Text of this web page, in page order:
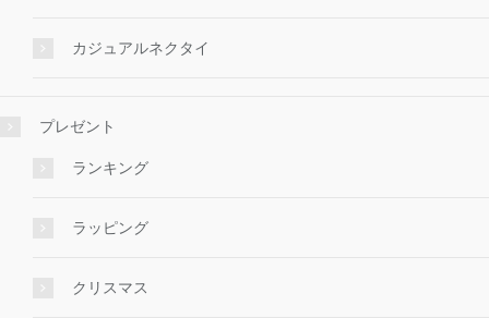
カジュアルネクタイ
プレゼント
ランキング
ラッピング
クリスマス